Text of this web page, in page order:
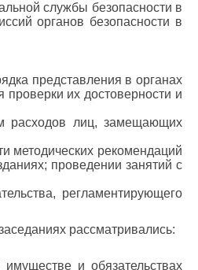
службы безопасности в
органов безопасности в
представления в органах
проверки их достоверности и
расходов лиц, замещающих
методических рекомендаций
проведении занятий с
регламентирующего
рассматривались:
и обязательствах